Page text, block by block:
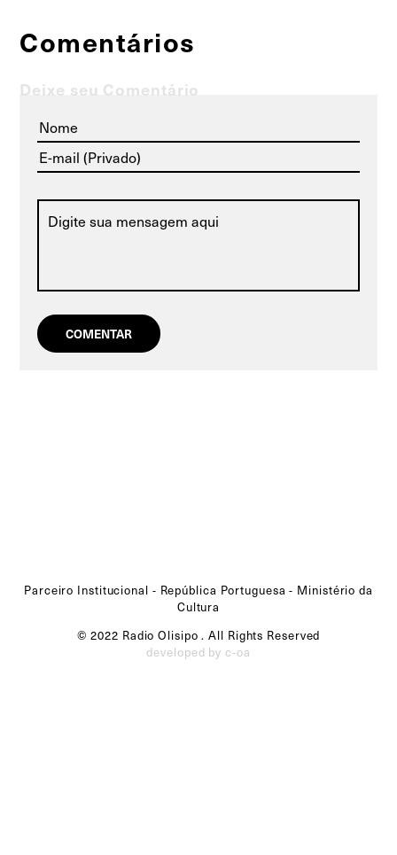
Comentários
Deixe seu Comentário
Parceiro Institucional - República Portuguesa - Ministério da
Cultura
© 2022 Radio Olisipo . All Rights Reserved
developed by c-oa